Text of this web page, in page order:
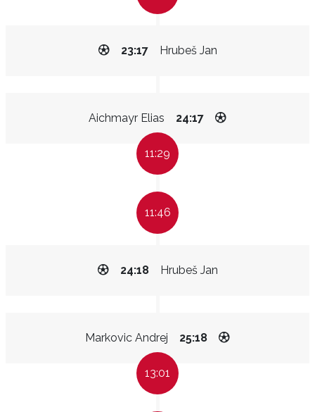
Hrubeš Jan
23:17
Aichmayr Elias 24:17
11:29
11:46
Hrubeš Jan
24:18
Markovic Andrej 25:18
13:01